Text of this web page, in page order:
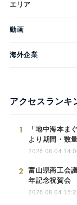
エリア
動画
海外企業
アクセスランキ
1
「地中海本ま
より期間・数
2026.08.04
2
富山県商工会
年記念祝賀会
2026.08.04